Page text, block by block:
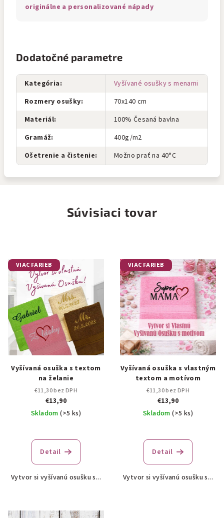
originálne a personalizované nápady
Dodatočné parametre
Kategória:
Vyšívané osušky s menami
Rozmery osušky:
70x140 cm
Materiál:
100% Česaná bavlna
Gramáž:
400g/m2
Ošetrenie a čistenie: Možno prať na 40°C
Súvisiaci tovar
VIAC FARIEB
Vyšívaná osuška s textom
na želanie
€11,30 bez DPH
€13,90
Skladom(>5 ks)
hodnotenie
produktu
z
Detail
Vytvor si vyšívanú osušku s...
VIAC FARIEB
Vyšívaná osuška s vlastným
textom a motívom
€11,30 bez DPH
€13,90
Skladom(>5 ks)
hodnotenie
produktu
z
Detail
Vytvor si vyšívanú osušku s...